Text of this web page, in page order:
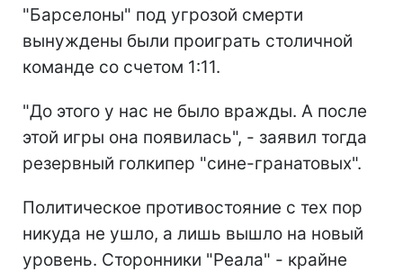
"Барселоны" под угрозой смерти
вынуждены были проиграть столичной
команде со счетом 1:11.
"До этого у нас не было вражды. А после
этой игры она появилась", - заявил тогда
резервный голкипер "сине-гранатовых".
Политическое противостояние с тех пор
никуда не ушло, а лишь вышло на новый
уровень. Сторонники "Реала" - крайне